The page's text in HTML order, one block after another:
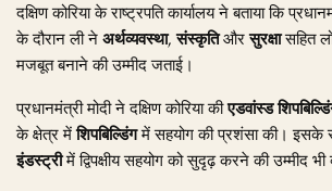
दक्षिण कोरिया के राष्ट्रपति कार्यालय ने बताया कि
के दौरान ली नेअर्थव्यवस्था,संस्कृतिऔरसुरक्षासहित
मजबूत बनाने की उम्मीद जताई।
प्रधानमंत्री मोदी ने दक्षिण कोरिया कीएडवांस्ड
के क्षेत्र मेंशिपबिल्डिंगमें सहयोग की प्रशंसा की। इसके
इंडस्ट्रीमें द्विपक्षीय सहयोग को सुदृढ़ करने की उम्मीद भी